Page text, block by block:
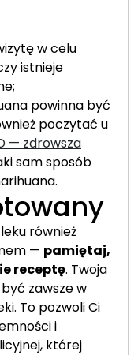
w celu
istnieje
powinna być
poczytać u
— zdrowsza
sam sposób
również
— pamiętaj,
receptę. Twoja
zawsze w
To pozwoli Ci
i
której